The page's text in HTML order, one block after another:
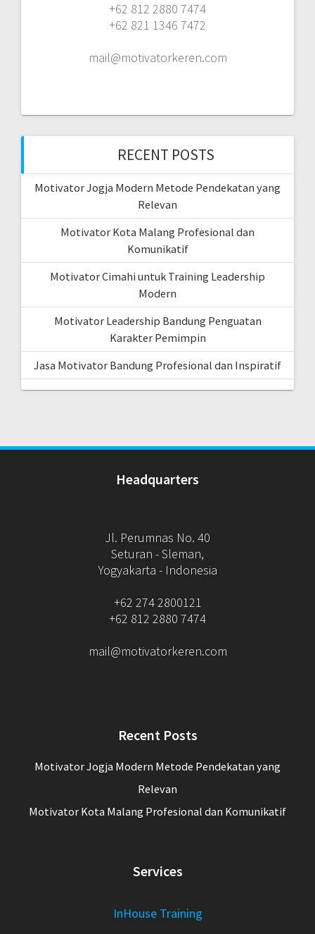
+62 812 2880 7474
+62 821 1346 7472
mail@motivatorkeren.com
RECENT POSTS
Motivator Jogja Modern Metode Pendekatan yang
Relevan
Motivator Kota Malang Profesional dan
Komunikatif
Motivator Cimahi untuk Training Leadership
Modern
Motivator Leadership Bandung Penguatan
Karakter Pemimpin
Jasa Motivator Bandung Profesional dan Inspiratif
Headquarters
Jl. Perumnas No. 40
Seturan - Sleman,
Yogyakarta - Indonesia
+62 274 2800121
+62 812 2880 7474
mail@motivatorkeren.com
Recent Posts
Motivator Jogja Modern Metode Pendekatan yang
Relevan
Motivator Kota Malang Profesional dan Komunikatif
Services
InHouse Training